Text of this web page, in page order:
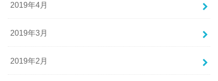
2019年4月
2019年3月
2019年2月